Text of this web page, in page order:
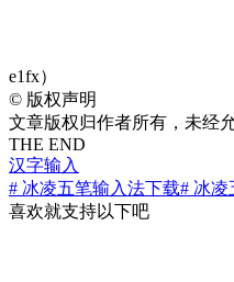
e1fx）
© 版权声明
文章版权归作者所有，未经
THE END
汉字输入
# 冰凌五笔输入法下载# 冰凌
喜欢就支持以下吧